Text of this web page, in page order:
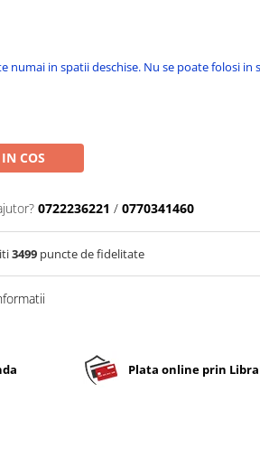
numai in spatii deschise. Nu se poate folosi in
COS
0722236221 / 0770341460
3499 puncte de fidelitate
Plata online prin